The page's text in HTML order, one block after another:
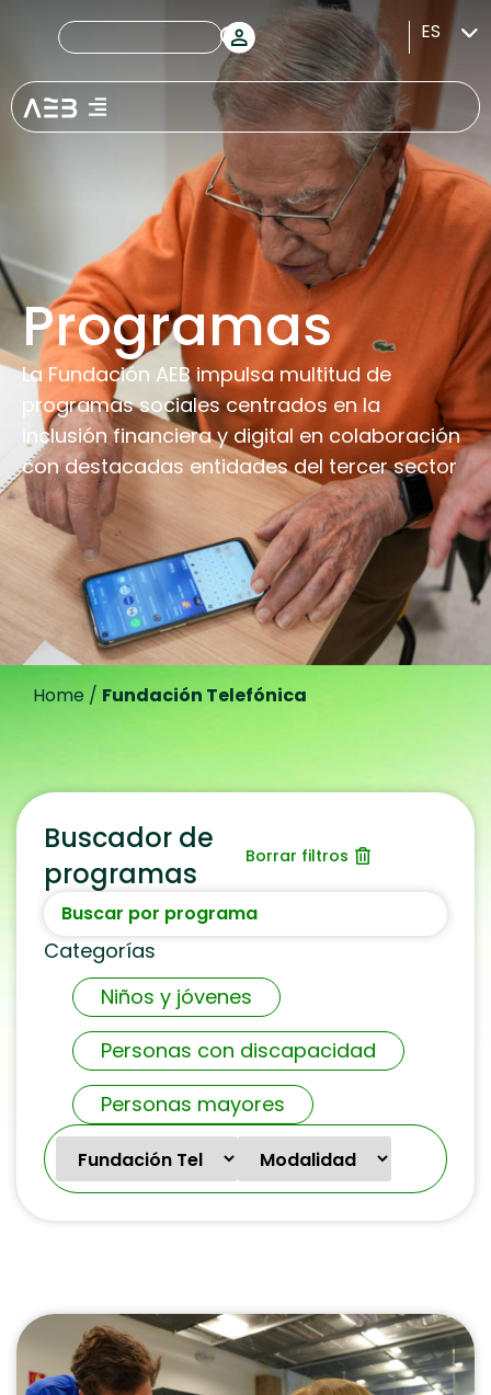
ES
Programas
La Fundación AEB impulsa multitud de
programas sociales centrados en la
inclusión financiera y digital en colaboración
con destacadas entidades del tercer sector
Home / Fundación Telefónica
Buscador de
programas
Borrar filtros
Niños y jóvenes
Personas con discapacidad
Personas mayores
Categorías